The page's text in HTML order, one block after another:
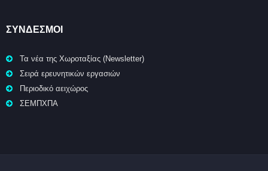
ΣΥΝΔΕΣΜΟΙ
Τα νέα της Χωροταξίας (Newsletter)
Σειρά ερευνητικών εργασιών
Περιοδικό αειχώρος
ΣΕΜΠΧΠΑ